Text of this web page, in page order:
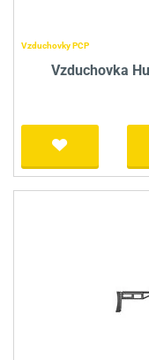
Vzduchovky PCP
Vzduchovka